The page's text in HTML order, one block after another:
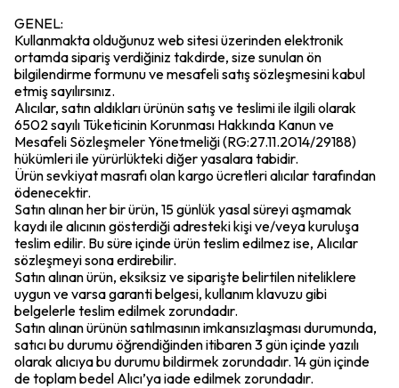
GENEL:
Kullanmakta olduğunuz web sitesi üzerinden elektronik
ortamda sipariş verdiğiniz takdirde, size sunulan ön
bilgilendirme formunu ve mesafeli satış sözleşmesini kabul
etmiş sayılırsınız.
Alıcılar, satın aldıkları ürünün satış ve teslimi ile ilgili olarak
6502 sayılı Tüketicinin Korunması Hakkında Kanun ve
Mesafeli Sözleşmeler Yönetmeliği (RG:27.11.2014/29188)
hükümleri ile yürürlükteki diğer yasalara tabidir.
Ürün sevkiyat masrafı olan kargo ücretleri alıcılar tarafından
ödenecektir.
Satın alınan her bir ürün, 15 günlük yasal süreyi aşmamak
kaydı ile alıcının gösterdiği adresteki kişi ve/veya kuruluşa
teslim edilir. Bu süre içinde ürün teslim edilmez ise, Alıcılar
sözleşmeyi sona erdirebilir.
Satın alınan ürün, eksiksiz ve siparişte belirtilen niteliklere
uygun ve varsa garanti belgesi, kullanım klavuzu gibi
belgelerle teslim edilmek zorundadır.
Satın alınan ürünün satılmasının imkansızlaşması durumunda,
satıcı bu durumu öğrendiğinden itibaren 3 gün içinde yazılı
olarak alıcıya bu durumu bildirmek zorundadır. 14 gün içinde
de toplam bedel Alıcı’ya iade edilmek zorundadır.